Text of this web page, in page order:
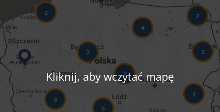
Kliknij, aby wczytać mapę